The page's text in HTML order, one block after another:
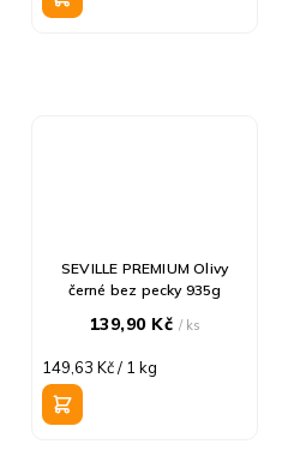
SEVILLE PREMIUM Olivy
černé bez pecky 935g
139,90 Kč / ks
Měrná
cena:
149,63 Kč / 1 kg